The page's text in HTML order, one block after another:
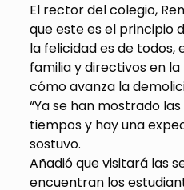
El rector del colegio,
que este es el principio
la felicidad es de todos,
familia y directivos en
cómo avanza la
“Ya se han mostrado
tiempos y hay una
sostuvo.
Añadió que visitará las
encuentran los